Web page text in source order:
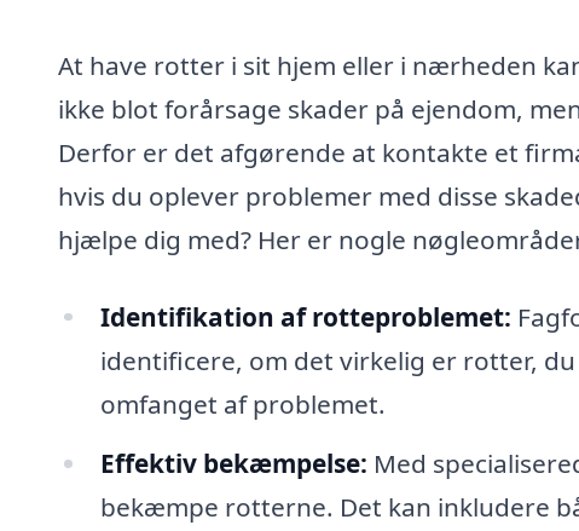
At have rotter i sit hjem eller i nærheden
ikke blot forårsage skader på ejendom,
Derfor er det afgørende at kontakte et
hvis du oplever problemer med disse
hjælpe dig med? Her er nogle
Identifikation af rotteproblemet:
identificere, om det virkelig er rotter,
omfanget af problemet.
Effektiv bekæmpelse: Med
bekæmpe rotterne. Det kan inkludere